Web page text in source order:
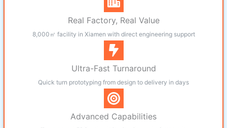
Real Factory, Real Value
8,000㎡ facility in Xiamen with direct engineering support
Ultra-Fast Turnaround
Quick turn prototyping from design to delivery in days
Advanced Capabilities